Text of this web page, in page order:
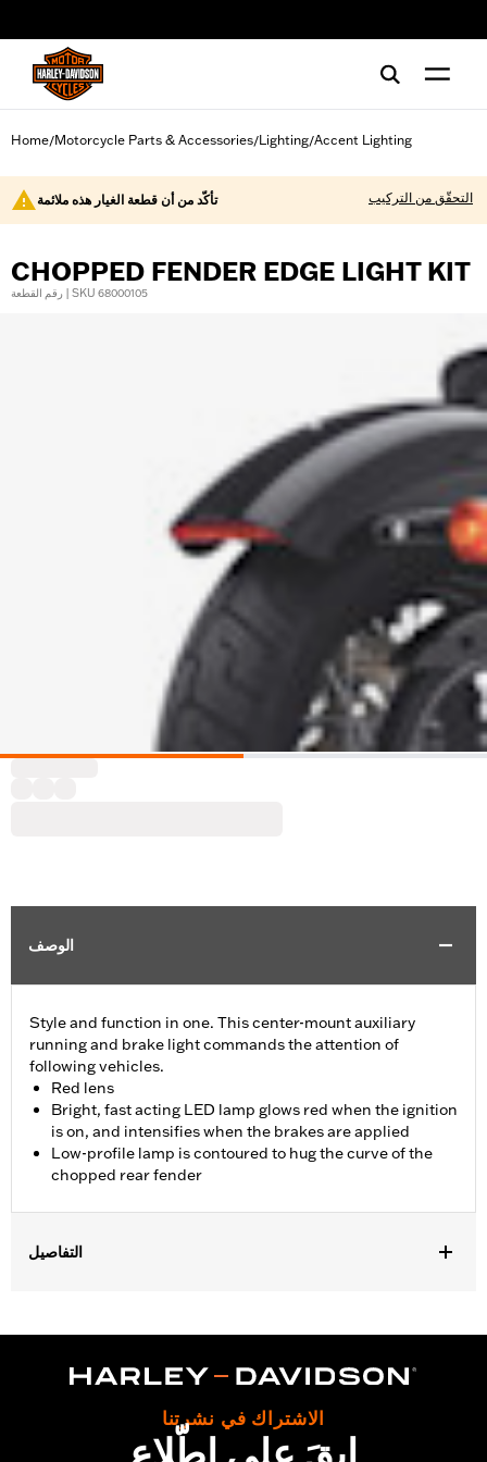
Home/Motorcycle Parts & Accessories/Lighting/Accent Lighting
تأكّد من أن قطعة الغيار هذه ملائمة التحقّق من التركيب
CHOPPED FENDER EDGE LIGHT KIT
رقم القطعة | SKU 68000105
الوصف
Style and function in one. This center-mount auxiliary
running and brake light commands the attention of
following vehicles.
Red lens
Bright, fast acting LED lamp glows red when the ignition
is on, and intensifies when the brakes are applied
Low-profile lamp is contoured to hug the curve of the
chopped rear fender
التفاصيل
mount license plates
Installation Instructions
Red
الاشتراك في نشرتنا